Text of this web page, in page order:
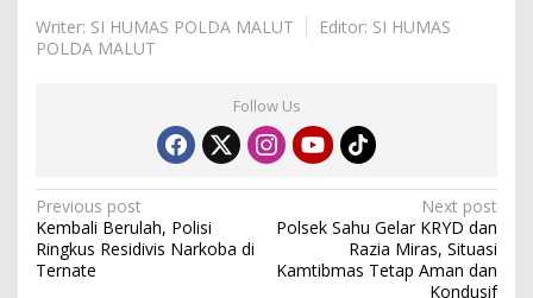
Writer: SI HUMAS POLDA MALUT
Editor: SI HUMAS
POLDA MALUT
Follow Us
P
o
s
Previous post
Kembali Berulah, Polisi
Ringkus Residivis Narkoba di
Ternate
Next post
Polsek Sahu Gelar KRYD dan
Razia Miras, Situasi
Kamtibmas Tetap Aman dan
Kondusif